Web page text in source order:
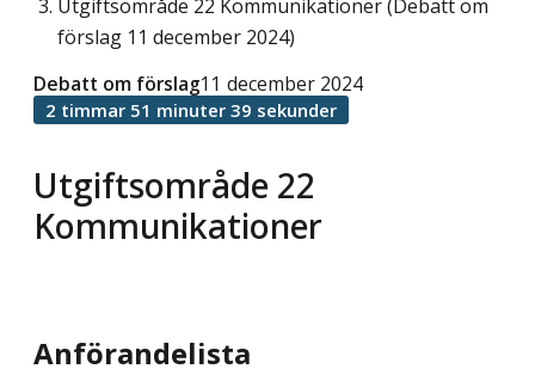
Utgiftsområde 22 Kommunikationer (Debatt om
förslag 11 december 2024)
Utgiftsområde 22
Kommunikationer
Debatt om förslag11 december 2024
2 timmar 51 minuter 39 sekunder
Anförandelista